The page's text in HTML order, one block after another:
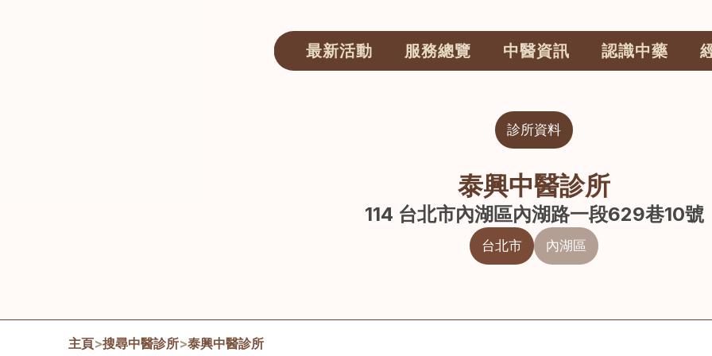
最新活動 服務總覽 中醫資訊 認識中藥
診所資料
泰興中醫診所
114 台北市內湖區內湖路一段629巷10號
台北市 內湖區
主頁>搜尋中醫診所>泰興中醫診所